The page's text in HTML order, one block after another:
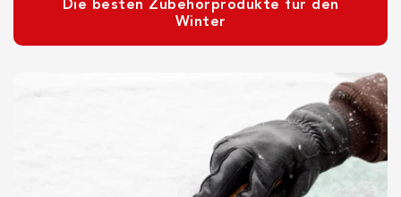
Die besten Zubehörprodukte für den
Winter